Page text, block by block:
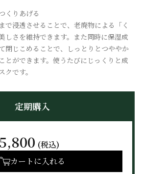
くりあげる
で浸透させることで、老廃物による「く
しさを維持できます。また同時に保湿成
閉じこめることで、しっとりとつややか
とができます。使うたびにじっくりと成
です。
定期購入
(税込)
カートに入れる